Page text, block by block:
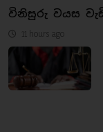
විනිසුරු වයස
11 hours ago